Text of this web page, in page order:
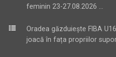
feminin 23-27.08.2026 ...
Oradea găzduiește FIBA
joacă în fața propriilor